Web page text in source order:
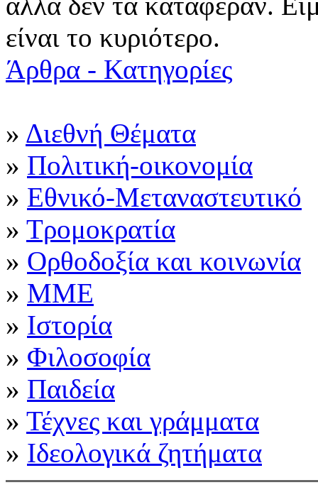
είναι το κυριότερο.
Άρθρα - Κατηγορίες
» Διεθνή Θέματα
» Πολιτική-οικονομία
» Εθνικό-Mεταναστευτικό
» Τρομοκρατία
» Ορθοδοξία και κοινωνία
» ΜΜΕ
» Ιστορία
» Φιλοσοφία
» Παιδεία
» Τέχνες και γράμματα
» Ιδεολογικά ζητήματα